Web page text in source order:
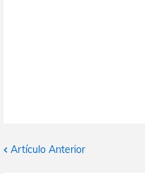
Artículo Anterior